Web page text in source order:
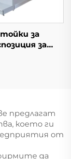
за
за
предлагат
което ги
от
да